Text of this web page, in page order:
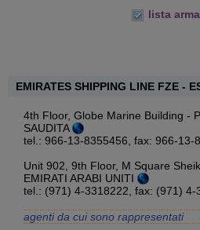
lista
EMIRATES SHIPPING LINE FZE -
4th Floor, Globe Marine Building -
SAUDITA
tel.: 966-13-8355456, fax: 966-13-
Unit 902, 9th Floor, M Square
EMIRATI ARABI UNITI
tel.: (971) 4-3318222, fax: (971) 4-
agenti da cui sono rappresentati